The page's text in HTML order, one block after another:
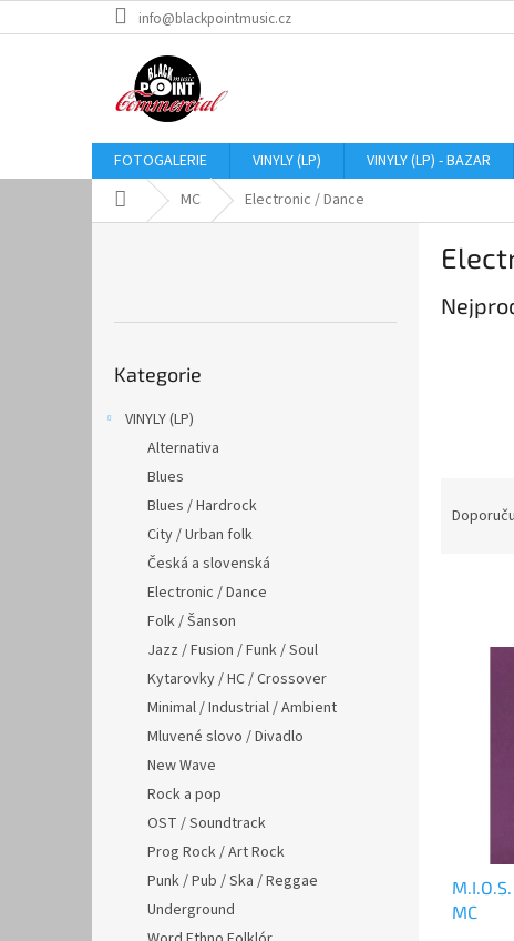
na
info@blackpointmusic.cz
FOTOGALERIE VINYLY (LP) VINYLY (LP) - BAZAR
Domů MC Electronic / Dance
kategorie
Kategorie
VINYLY (LP)
Alternativa
Blues
Blues / Hardrock
City / Urban folk
Česká a slovenská
Electronic / Dance
Folk / Šanson
Jazz / Fusion / Funk / Soul
Kytarovky / HC / Crossover
Minimal / Industrial / Ambient
Mluvené slovo / Divadlo
New Wave
Rock a pop
OST / Soundtrack
Prog Rock / Art Rock
Punk / Pub / Ska / Reggae
Underground
MC